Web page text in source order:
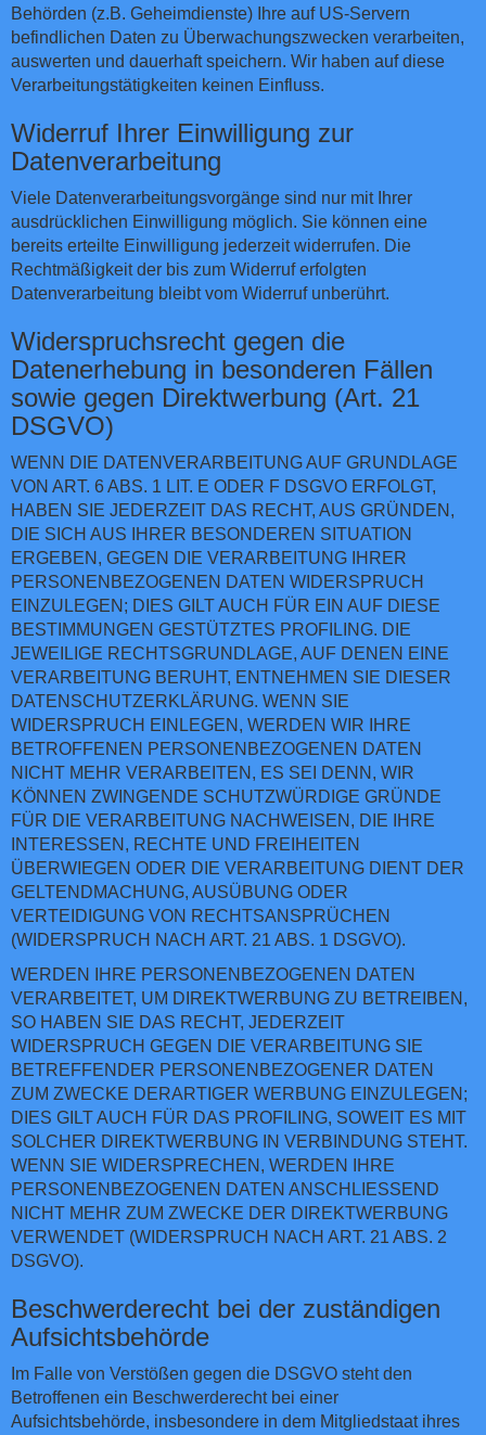
Behörden (z.B. Geheimdienste) Ihre auf US-Servern
befindlichen Daten zu Überwachungszwecken verarbeiten,
auswerten und dauerhaft speichern. Wir haben auf diese
Verarbeitungstätigkeiten keinen Einfluss.
Widerruf Ihrer Einwilligung zur
Datenverarbeitung
Viele Datenverarbeitungsvorgänge sind nur mit Ihrer
ausdrücklichen Einwilligung möglich. Sie können eine
bereits erteilte Einwilligung jederzeit widerrufen. Die
Rechtmäßigkeit der bis zum Widerruf erfolgten
Datenverarbeitung bleibt vom Widerruf unberührt.
Widerspruchsrecht gegen die
Datenerhebung in besonderen Fällen
sowie gegen Direktwerbung (Art. 21
DSGVO)
WENN DIE DATENVERARBEITUNG AUF GRUNDLAGE
VON ART. 6 ABS. 1 LIT. E ODER F DSGVO ERFOLGT,
HABEN SIE JEDERZEIT DAS RECHT, AUS GRÜNDEN,
DIE SICH AUS IHRER BESONDEREN SITUATION
ERGEBEN, GEGEN DIE VERARBEITUNG IHRER
PERSONENBEZOGENEN DATEN WIDERSPRUCH
EINZULEGEN; DIES GILT AUCH FÜR EIN AUF DIESE
BESTIMMUNGEN GESTÜTZTES PROFILING. DIE
JEWEILIGE RECHTSGRUNDLAGE, AUF DENEN EINE
VERARBEITUNG BERUHT, ENTNEHMEN SIE DIESER
DATENSCHUTZERKLÄRUNG. WENN SIE
WIDERSPRUCH EINLEGEN, WERDEN WIR IHRE
BETROFFENEN PERSONENBEZOGENEN DATEN
NICHT MEHR VERARBEITEN, ES SEI DENN, WIR
KÖNNEN ZWINGENDE SCHUTZWÜRDIGE GRÜNDE
FÜR DIE VERARBEITUNG NACHWEISEN, DIE IHRE
INTERESSEN, RECHTE UND FREIHEITEN
ÜBERWIEGEN ODER DIE VERARBEITUNG DIENT DER
GELTENDMACHUNG, AUSÜBUNG ODER
VERTEIDIGUNG VON RECHTSANSPRÜCHEN
(WIDERSPRUCH NACH ART. 21 ABS. 1 DSGVO).
WERDEN IHRE PERSONENBEZOGENEN DATEN
VERARBEITET, UM DIREKTWERBUNG ZU BETREIBEN,
SO HABEN SIE DAS RECHT, JEDERZEIT
WIDERSPRUCH GEGEN DIE VERARBEITUNG SIE
BETREFFENDER PERSONENBEZOGENER DATEN
ZUM ZWECKE DERARTIGER WERBUNG EINZULEGEN;
DIES GILT AUCH FÜR DAS PROFILING, SOWEIT ES MIT
SOLCHER DIREKTWERBUNG IN VERBINDUNG STEHT.
WENN SIE WIDERSPRECHEN, WERDEN IHRE
PERSONENBEZOGENEN DATEN ANSCHLIESSEND
NICHT MEHR ZUM ZWECKE DER DIREKTWERBUNG
VERWENDET (WIDERSPRUCH NACH ART. 21 ABS. 2
DSGVO).
Beschwerde­recht bei der zuständigen
Aufsichts­behörde
Im Falle von Verstößen gegen die DSGVO steht den
Betroffenen ein Beschwerderecht bei einer
Aufsichtsbehörde, insbesondere in dem Mitgliedstaat ihres